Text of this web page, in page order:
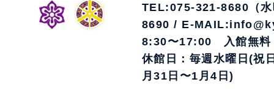
TEL:075-321-8680（
8690 / E-
8:30〜17:00 入館無料
休館日：毎週水曜日(祝
月31日〜1月4日)